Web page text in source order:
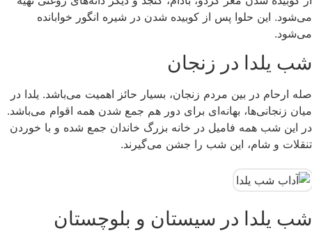
می‌شود. این حلوا پس از کوبیده شدن در شیره انگور خوابانده
می‌شود.
شب یلدا در زنجان
صله ارحام در بین مردم زنجان، بسیار حائز اهمیت می‌باشد. یلدا در
میان زنجانی‌ها، بهانه‌ای برای دور هم جمع شدن همه اقوام می‌باشد.
در این شب همه فامیل در خانه بزرگ خاندان جمع شده و با خوردن
تنقلات و شام، این شب را جشن می‌گیرند.
شب یلدا در سیستان و بلوچستان